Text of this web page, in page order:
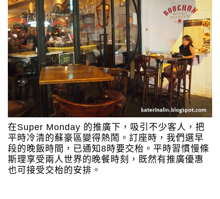
在Super Monday 的推廣下，吸引不少客人，把
平時冷清的蘇豪區變得熱鬧。訂座時，我們選早
段的晚飯時間，已通知8時要交枱。平時習慣慢條
斯理享受兩人世界的晚餐時刻，既然有推廣優惠
也可接受交枱的安排。